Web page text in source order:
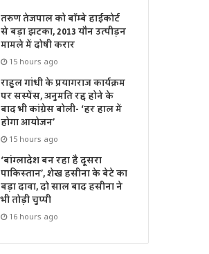
तरुण तेजपाल को बॉम्बे हाईकोर्ट
से बड़ा झटका, 2013 यौन उत्पीड़न
मामले में दोषी करार
15 hours ago
राहुल गांधी के प्रयागराज कार्यक्रम
पर सस्पेंस, अनुमति रद्द होने के
बाद भी कांग्रेस बोली- ‘हर हाल में
होगा आयोजन’
15 hours ago
‘बांग्लादेश बन रहा है दूसरा
पाकिस्तान’, शेख हसीना के बेटे का
बड़ा दावा, दो साल बाद हसीना ने
भी तोड़ी चुप्पी
16 hours ago